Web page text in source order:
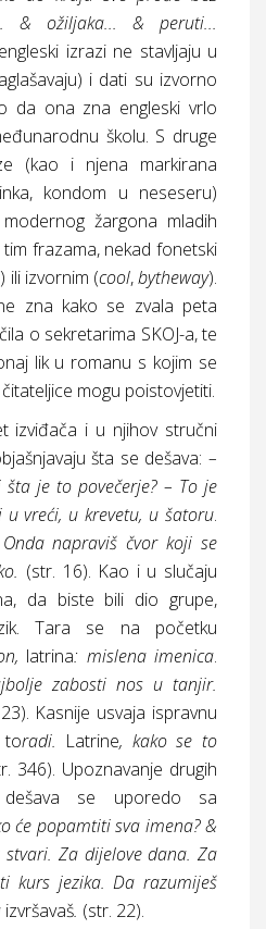
& ožiljaka... & peruti...
izrazi ne stavljaju u
i dati su izvorno
da ona zna engleski vrlo
školu. S druge
(kao i njena markirana
kondom u neseseru)
žargona mladih
frazama, nekad fonetski
) ili izvornim (cool,bytheway).
zna kako se zvala peta
o sekretarima SKOJ-a, te
lik u romanu s kojim se
mogu poistovjetiti.
izviđača i u njihov stručni
šta se dešava: –
je to povečerje? – To je
vreći, u krevetu, u šatoru.
Onda napraviš čvor koji se
(str. 16). Kao i u slučaju
da biste bili dio grupe,
Tara se na početku
latrina: mislena imenica.
zabosti nos u tanjir.
23). Kasnije usvaja ispravnu
toradi. Latrine, kako se to
346). Upoznavanje drugih
se uporedo sa
će popamtiti sva imena? &
Za dijelove dana. Za
kurs jezika. Da razumiješ
izvršavaš. (str. 22).